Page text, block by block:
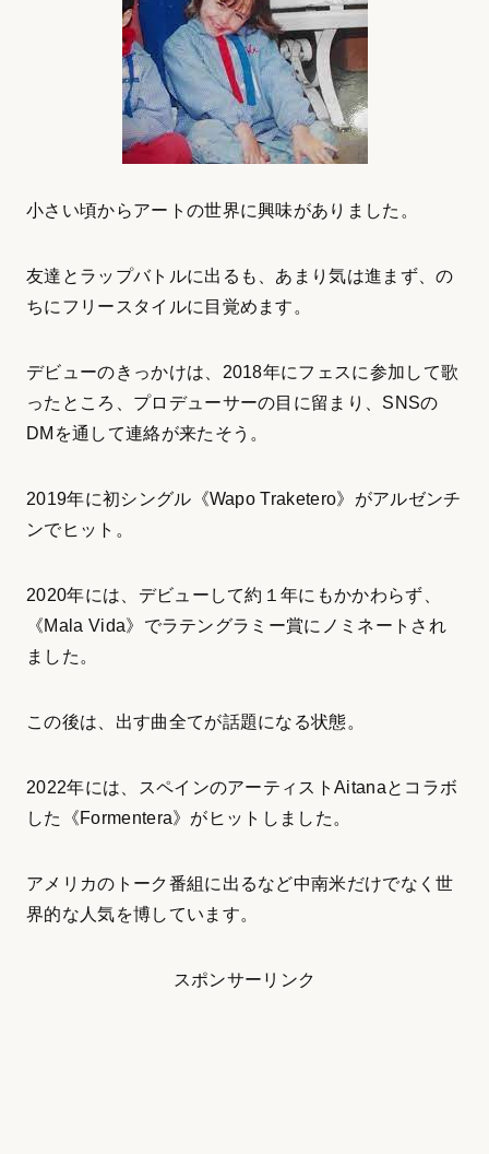
小さい頃からアートの世界に興味がありました。
友達とラップバトルに出るも、あまり気は進まず、の
ちにフリースタイルに目覚めます。
デビューのきっかけは、2018年にフェスに参加して歌
ったところ、プロデューサーの目に留まり、SNSの
DMを通して連絡が来たそう。
2019年に初シングル《Wapo Traketero》がアルゼンチ
ンでヒット。
2020年には、デビューして約１年にもかかわらず、
《Mala Vida》でラテングラミー賞にノミネートされ
ました。
この後は、出す曲全てが話題になる状態。
2022年には、スペインのアーティストAitanaとコラボ
した《Formentera》がヒットしました。
アメリカのトーク番組に出るなど中南米だけでなく世
界的な人気を博しています。
スポンサーリンク